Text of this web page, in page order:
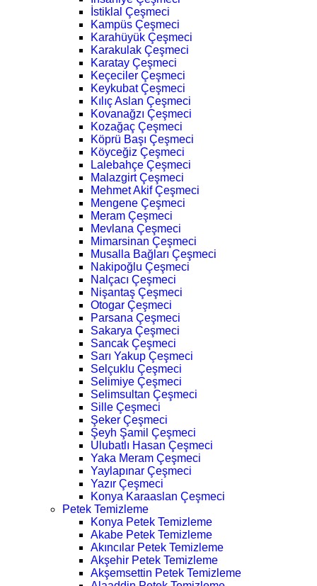
İstiklal Çeşmeci
Kampüs Çeşmeci
Karahüyük Çeşmeci
Karakulak Çeşmeci
Karatay Çeşmeci
Keçeciler Çeşmeci
Keykubat Çeşmeci
Kılıç Aslan Çeşmeci
Kovanağzı Çeşmeci
Kozağaç Çeşmeci
Köprü Başı Çeşmeci
Köyceğiz Çeşmeci
Lalebahçe Çeşmeci
Malazgirt Çeşmeci
Mehmet Akif Çeşmeci
Mengene Çeşmeci
Meram Çeşmeci
Mevlana Çeşmeci
Mimarsinan Çeşmeci
Musalla Bağları Çeşmeci
Nakipoğlu Çeşmeci
Nalçacı Çeşmeci
Nişantaş Çeşmeci
Otogar Çeşmeci
Parsana Çeşmeci
Sakarya Çeşmeci
Sancak Çeşmeci
Sarı Yakup Çeşmeci
Selçuklu Çeşmeci
Selimiye Çeşmeci
Selimsultan Çeşmeci
Sille Çeşmeci
Şeker Çeşmeci
Şeyh Şamil Çeşmeci
Ulubatlı Hasan Çeşmeci
Yaka Meram Çeşmeci
Yaylapınar Çeşmeci
Yazır Çeşmeci
Konya Karaaslan Çeşmeci
Petek Temizleme
Konya Petek Temizleme
Akabe Petek Temizleme
Akıncılar Petek Temizleme
Akşehir Petek Temizleme
Akşemsettin Petek Temizleme